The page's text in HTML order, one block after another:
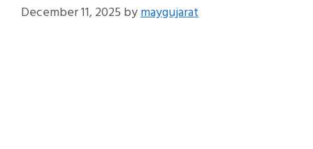
December 11, 2025 bymaygujarat